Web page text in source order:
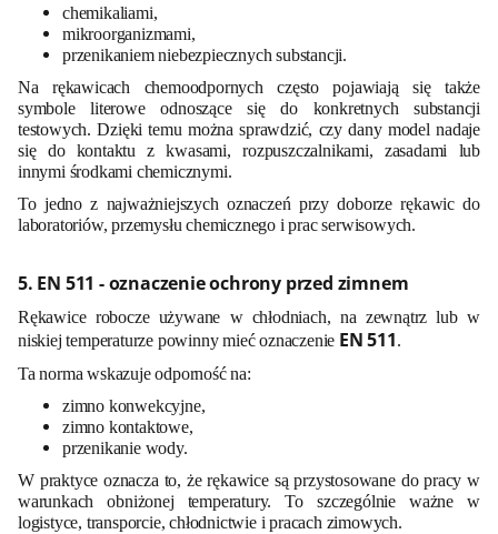
chemikaliami,
mikroorganizmami,
przenikaniem niebezpiecznych substancji.
Na rękawicach chemoodpornych często pojawiają się także
symbole literowe odnoszące się do konkretnych substancji
testowych. Dzięki temu można sprawdzić, czy dany model nadaje
się do kontaktu z kwasami, rozpuszczalnikami, zasadami lub
innymi środkami chemicznymi.
To jedno z najważniejszych oznaczeń przy doborze rękawic do
laboratoriów, przemysłu chemicznego i prac serwisowych.
5. EN 511 - oznaczenie ochrony przed zimnem
Rękawice robocze używane w chłodniach, na zewnątrz lub w
niskiej temperaturze powinny mieć oznaczenie EN 511.
Ta norma wskazuje odporność na:
zimno konwekcyjne,
zimno kontaktowe,
przenikanie wody.
W praktyce oznacza to, że rękawice są przystosowane do pracy w
warunkach obniżonej temperatury. To szczególnie ważne w
logistyce, transporcie, chłodnictwie i pracach zimowych.